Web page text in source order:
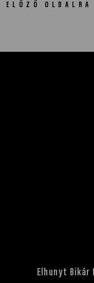
OLDALRA
Elhunyt Bikár